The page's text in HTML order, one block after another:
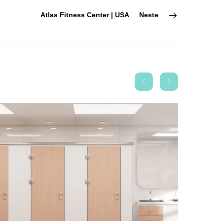
Atlas Fitness Center | USA Neste